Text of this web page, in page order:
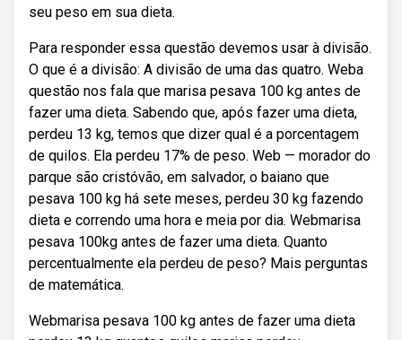
seu peso em sua dieta.
Para responder essa questão devemos usar à divisão.
O que é a divisão: A divisão de uma das quatro. Weba
questão nos fala que marisa pesava 100 kg antes de
fazer uma dieta. Sabendo que, após fazer uma dieta,
perdeu 13 kg, temos que dizer qual é a porcentagem
de quilos. Ela perdeu 17% de peso. Web — morador do
parque são cristóvão, em salvador, o baiano que
pesava 100 kg há sete meses, perdeu 30 kg fazendo
dieta e correndo uma hora e meia por dia. Webmarisa
pesava 100kg antes de fazer uma dieta. Quanto
percentualmente ela perdeu de peso? Mais perguntas
de matemática.
Webmarisa pesava 100 kg antes de fazer uma dieta